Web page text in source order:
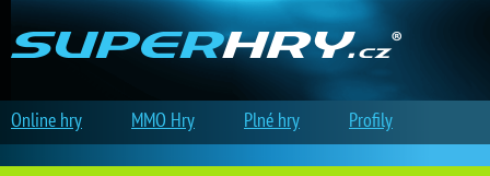
Online hry MMO Hry Plné hry Profily